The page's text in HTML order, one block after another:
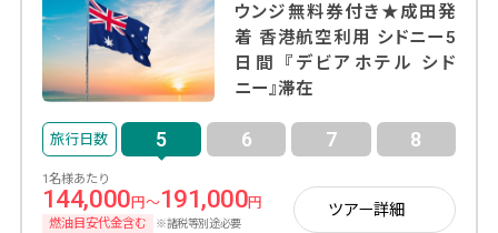
ウンジ無料券付き★成田発
着 香港航空利用 シドニー5
日間 『デビアホテル シド
ニー』滞在
5 6 7 8
1名様あたり
144,000 円～191,000円
燃油目安代金含む ※諸税等別途必要
ツアー詳細